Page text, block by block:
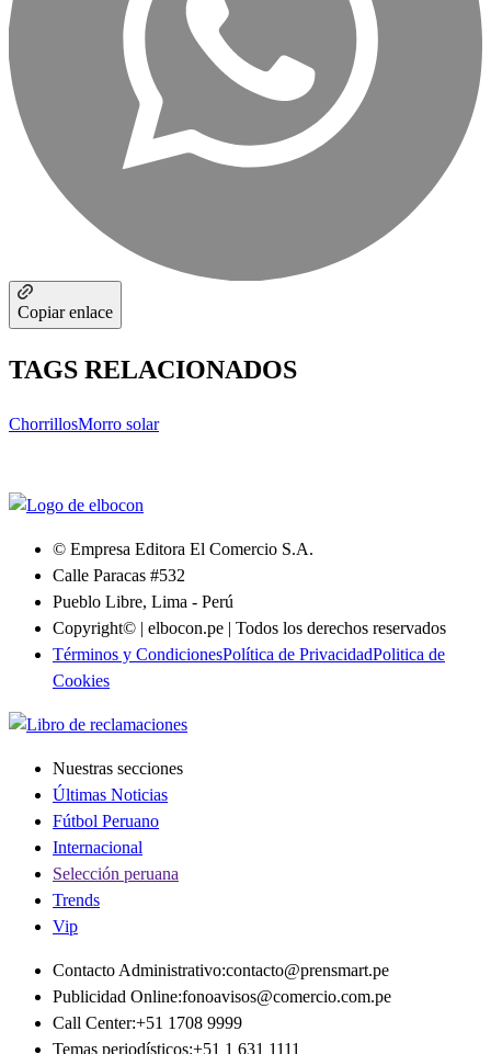
Copiar enlace
TAGS RELACIONADOS
ChorrillosMorro solar
© Empresa Editora El Comercio S.A.
Calle Paracas #532
Pueblo Libre, Lima - Perú
Copyright© | elbocon.pe | Todos los derechos reservados
Términos y CondicionesPolítica de PrivacidadPolitica de
Cookies
Nuestras secciones
Últimas Noticias
Fútbol Peruano
Internacional
Selección peruana
Trends
Vip
Contacto Administrativo:contacto@prensmart.pe
Publicidad Online:fonoavisos@comercio.com.pe
Call Center:+51 1708 9999
Temas periodísticos:+51 1 631 1111